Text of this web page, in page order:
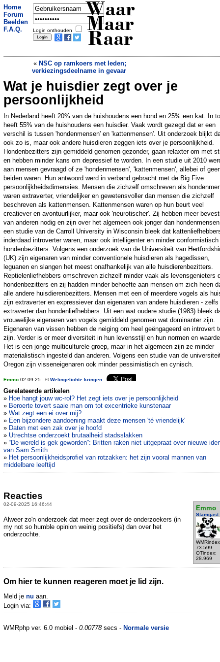
Home
Forum
Beelden
F.A.Q.
Login onthouden
Waar
Maar
Raar
« NSC op ramkoers met leden;
verkiezingsdeelname in gevaar
Australiër opgepakt die voor zo'n
140.000 euro aan speelgoed stal
Wat je huisdier zegt over je
persoonlijkheid
In Nederland heeft 20% van de huishoudens een hond en 25% een kat. In
heeft 55% van de huishoudens een huisdier. Vaak wordt gezegd dat er een
verschil is tussen 'hondenmensen' en 'kattenmensen'. Uit onderzoek blijkt
ook zo is, maar ook andere huisdieren zeggen iets over je persoonlijkheid.
Hondenbezitters zijn gemiddeld genomen gezonder, gaan relaxter om met
en hebben minder kans om depressief te worden. In een studie uit 2010
aan mensen gevraagd of ze 'hondenmensen', 'kattenmensen', allebei of
beiden waren. Hun antwoord werd in verband gebracht met de Big Five
persoonlijkheidsdimensies. Mensen die zichzelf omschreven als
waren extraverter, vriendelijker en gewetensvoller dan mensen die zichzelf
beschreven als kattenmensen. Kattenmensen waren op hun beurt veel
creatiever en avontuurlijker, maar ook 'neurotischer'. Zij hebben meer
van anderen nodig en zijn over het algemeen ook jonger dan
een studie van de Carroll University in Wisconsin bleek dat
inderdaad introverter waren, maar ook intelligenter en minder conformistisch
hondenbezitters. Volgens een onderzoek van de Universiteit van
(UK) zijn eigenaren van minder conventionele huisdieren als hagedissen,
leguanen en slangen het meest onafhankelijk van alle huisdierenbezitters.
Reptielenliefhebbers omschreven zichzelf minder vaak als levensgenieters
hondenbezitters en zij hadden minder behoefte aan mensen om zich heen
alle andere huisdierenbezitters. Mensen met een of meerdere vogels als
zijn extraverter en expressiever dan eigenaren van andere huisdieren - zelfs
extraverter dan hondenliefhebbers. Uit een wat oudere studie (1983) bleek
vrouwelijke eigenaren van vogels gemiddeld genomen wat dominanter zijn.
Eigenaren van vissen hebben de neiging om heel geëngageerd en introvert
zijn. Verder is er meer diversiteit in hun levensstijl en hun normen en
Het is een jonge multiculturele groep, maar in het algemeen zijn ze minder
materialistisch ingesteld dan anderen. Volgens een studie van de
Oregon zijn visseneigenaren ook minder pessimistisch en cynisch.
Emmo 02-09-25 - ©Welingelichte kringen
Gerelateerde artikelen
» Hoe hangt jouw wc-rol? Het zegt iets over je persoonlijkheid
» Beroerte tovert saaie man om tot excentrieke kunstenaar
» Wat zegt een ei over mij?
» Een bijzondere aandoening maakt deze mensen 'té vriendelijk'
» Daten met een zak over je hoofd
» Utrechtse onderzoekt brutaalheid stadsslakken
» “De wereld is gek geworden”: Britten raken niet uitgepraat over nieuwe
van Sam Smith
» Het persoonlijkheidsprofiel van rotzakken: het zijn vooral mannen van
middelbare leeftijd
Reacties
02-09-2025 16:46:44
Emmo
Stamgast
73.599
OTindex:
28.969
Alweer zo'n onderzoek dat meer zegt over de onderzoekers (in
my not so humble opinion weinig positiefs) dan over het
onderzochte.
Om hier te kunnen reageren moet je lid zijn.
Meld je nu aan.
Login via:
WMRphp ver. 6.0 mobiel - 0.00778secs - Normale versie